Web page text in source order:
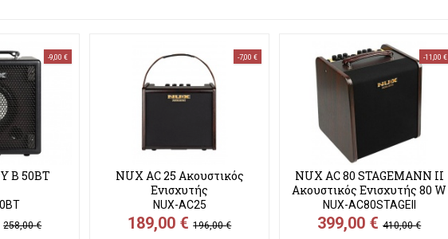
-9,00 €
B 50BT
258,00 €
-7,00 €
NUX AC 25 Ακουστικός
Ενισχυτής
NUX-AC25
189,00 €196,00 €
-11,00 €
NUX AC 80 STAGEMANN II
Ακουστικός Ενισχυτής 80 W
NUX-AC80STAGEII
399,00 €410,00 €